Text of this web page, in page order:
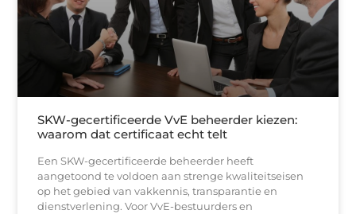
SKW-gecertificeerde VvE beheerder kiezen:
waarom dat certificaat echt telt
Een SKW-gecertificeerde beheerder heeft
aangetoond te voldoen aan strenge kwaliteitseisen
op het gebied van vakkennis, transparantie en
dienstverlening. Voor VvE-bestuurders en